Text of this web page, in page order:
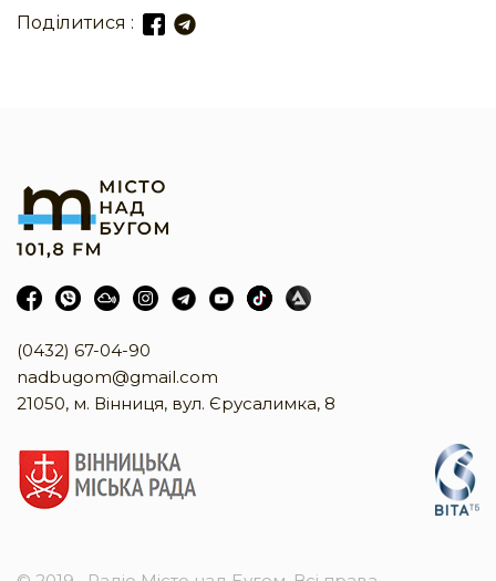
Поділитися :
(0432) 67-04-90
nadbugom@gmail.com
21050, м. Вінниця, вул. Єрусалимка, 8